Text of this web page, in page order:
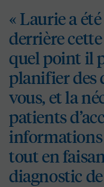
« Laurie a
derrière
quel point il
planifier des
vous, et la
patients
informations
tout en
diagnostic